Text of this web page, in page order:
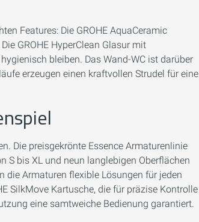
Features: Die GROHE AquaCeramic
GROHE HyperClean Glasur mit
bleiben. Das Wand-WC ist darüber
erzeugen einen kraftvollen Strudel für eine
Die preisgekrönte Essence Armaturenlinie
S bis XL und neun langlebigen Oberflächen
die Armaturen flexible Lösungen für jeden
SilkMove Kartusche, die für präzise Kontrolle
eine samtweiche Bedienung garantiert.